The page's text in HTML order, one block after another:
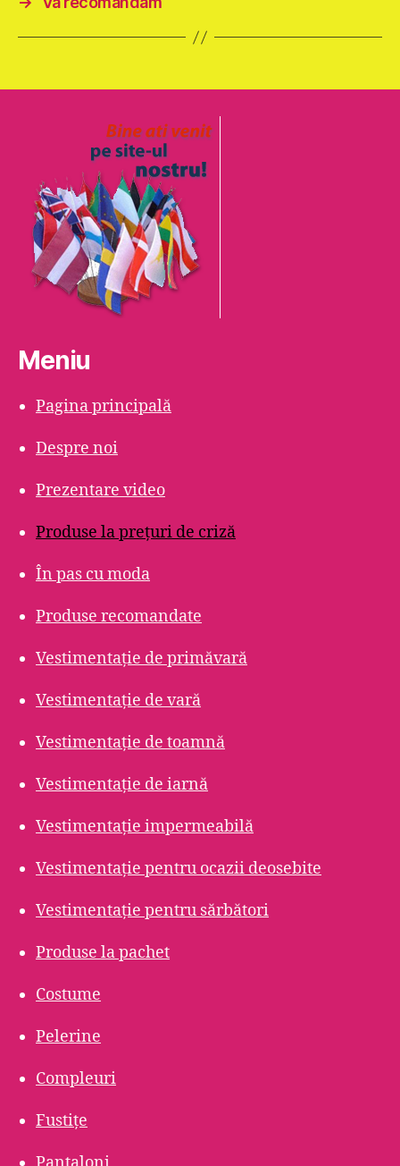
Meniu
Pagina principală
Despre noi
Prezentare video
Produse la prețuri de criză
În pas cu moda
Produse recomandate
Vestimentație de primăvară
Vestimentație de vară
Vestimentație de toamnă
Vestimentație de iarnă
Vestimentație impermeabilă
Vestimentație pentru ocazii deosebite
Vestimentație pentru sărbători
Produse la pachet
Costume
Pelerine
Compleuri
Fustițe